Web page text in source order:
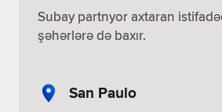
Subay partnyor axtaran
şəhərlərə də baxır.
San Paulo